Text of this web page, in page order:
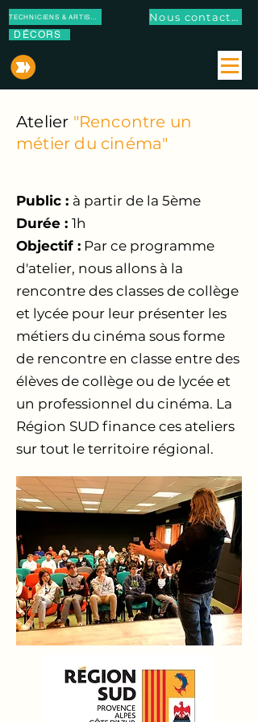
TECHNICIENS & ARTISTES
DÉCORS
Nous contacter
Atelier "Rencontre un
métier du cinéma"
Public : à partir de la 5ème
Durée : 1h
Objectif : Par ce programme
d'atelier, nous allons à la
rencontre des classes de collège
et lycée pour leur présenter les
métiers du cinéma sous forme
de rencontre en classe entre des
élèves de collège ou de lycée et
un professionnel du cinéma. La
Région SUD finance ces ateliers
sur tout le territoire régional.